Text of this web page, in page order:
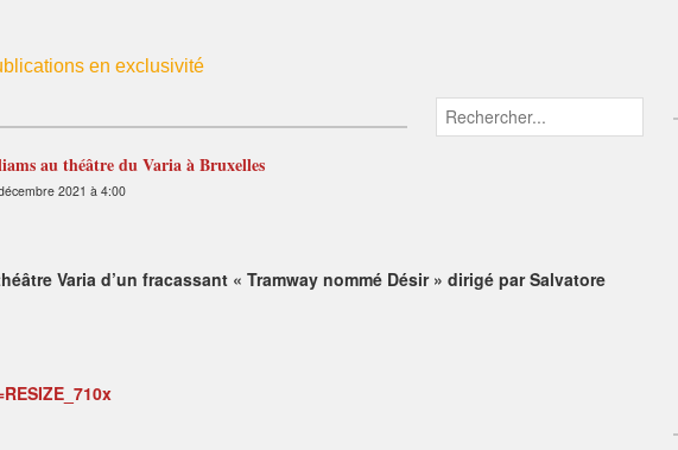
en exclusivité
au théâtre du Varia à Bruxelles
2021 à 4:00
Varia d’un fracassant « Tramway nommé Désir » dirigé par Salvatore